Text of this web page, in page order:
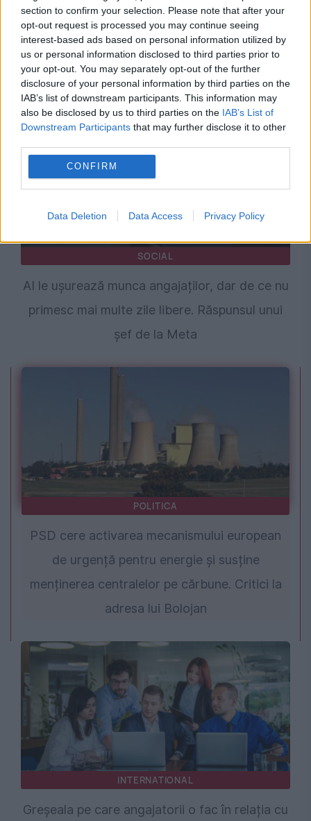
section to confirm your selection. Please note that after your
opt-out request is processed you may continue seeing
interest-based ads based on personal information utilized by
us or personal information disclosed to third parties prior to
your opt-out. You may separately opt-out of the further
disclosure of your personal information by third parties on the
IAB’s list of downstream participants. This information may
also be disclosed by us to third parties on the IAB’s List of
Downstream Participants that may further disclose it to other
CONFIRM
Data Deletion Data Access Privacy Policy
SOCIAL
Episcopia Ortodoxă Română din Italia,
recunoscută oficial. Ce se schimbă pentru
români
SOCIAL
AI le ușurează munca angajaților, dar de ce nu
primesc mai multe zile libere. Răspunsul unui
șef de la Meta
POLITICA
PSD cere activarea mecanismului european
de urgență pentru energie și susține
menținerea centralelor pe cărbune. Critici la
adresa lui Bolojan
INTERNATIONAL
Greșeala pe care angajatorii o fac în relația cu